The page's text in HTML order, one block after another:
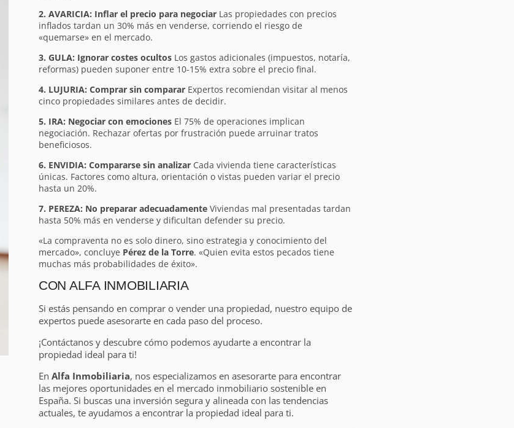
2. AVARICIA: Inflar el precio para negociarLas propiedades con precios
inflados tardan un 30% más en venderse, corriendo el riesgo de
«quemarse» en el mercado.
3. GULA: Ignorar costes ocultosLos gastos adicionales (impuestos, notaría,
reformas) pueden suponer entre 10-15% extra sobre el precio final.
4. LUJURIA: Comprar sin compararExpertos recomiendan visitar al menos
cinco propiedades similares antes de decidir.
5. IRA: Negociar con emocionesEl 75% de operaciones implican
negociación. Rechazar ofertas por frustración puede arruinar tratos
beneficiosos.
6. ENVIDIA: Compararse sin analizarCada vivienda tiene características
únicas. Factores como altura, orientación o vistas pueden variar el precio
hasta un 20%.
7. PEREZA: No preparar adecuadamenteViviendas mal presentadas tardan
hasta 50% más en venderse y dificultan defender su precio.
«La compraventa no es solo dinero, sino estrategia y conocimiento del
mercado», concluye Pérez de la Torre. «Quien evita estos pecados tiene
muchas más probabilidades de éxito».
CON ALFA INMOBILIARIA
Si estás pensando en comprar o vender una propiedad, nuestro equipo de
expertos puede asesorarte en cada paso del proceso.
¡Contáctanos y descubre cómo podemos ayudarte a encontrar la
propiedad ideal para ti!
En Alfa Inmobiliaria, nos especializamos en asesorarte para encontrar
las mejores oportunidades en el mercado inmobiliario sostenible en
España. Si buscas una inversión segura y alineada con las tendencias
actuales, te ayudamos a encontrar la propiedad ideal para ti.